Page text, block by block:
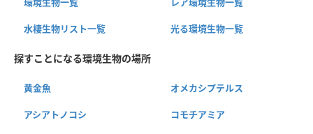
水棲生物リスト一覧 光る環境生物一覧
探すことになる環境生物の場所
黄金魚 オメカシプテルス
アシアトノコシ コモチアミア